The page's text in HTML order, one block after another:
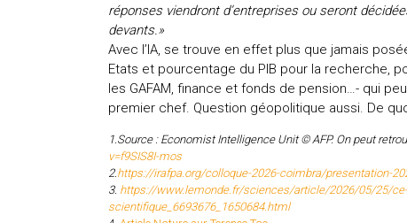
réponses viendront d’entreprises ou seront
devants.»
Avec l’IA, se trouve en effet plus que jamais
Etats et pourcentage du PIB pour la recherche,
les GAFAM, finance et fonds de pension…- qui
premier chef. Question géopolitique aussi. De
1.Source : Economist Intelligence Unit © AFP. On peut
v=f9SIS8I-mos
2. https://irafpa.org/colloque-2026-coimbra/presentation-
3. https://www.lemonde.fr/sciences/article/2026/05/25/
scientifique_6693676_1650684.html